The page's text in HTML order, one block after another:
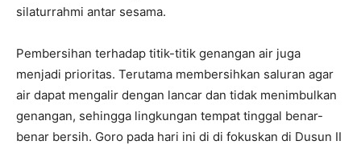
silaturrahmi antar sesama.
Pembersihan terhadap titik-titik genangan air juga
menjadi prioritas. Terutama membersihkan saluran agar
air dapat mengalir dengan lancar dan tidak menimbulkan
genangan, sehingga lingkungan tempat tinggal benar-
benar bersih. Goro pada hari ini di di fokuskan di Dusun II